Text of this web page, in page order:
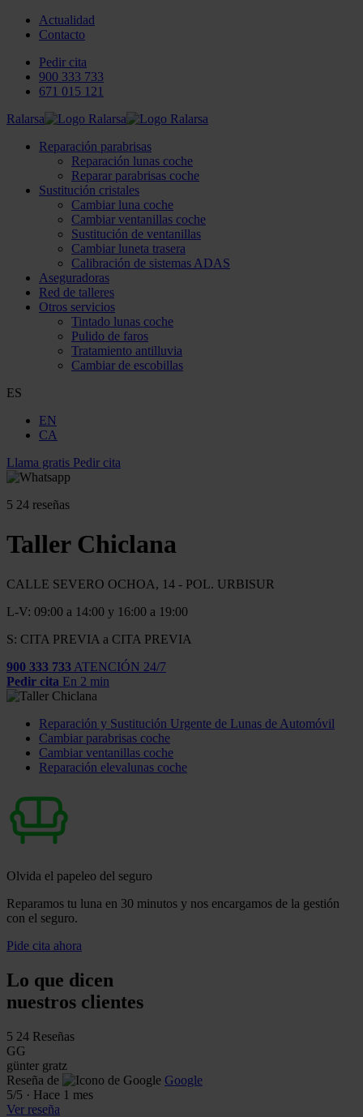
Actualidad
Contacto
Pedir cita
900 333 733
671 015 121
Ralarsa
Reparación parabrisas
Reparación lunas coche
Reparar parabrisas coche
Sustitución cristales
Cambiar luna coche
Cambiar ventanillas coche
Sustitución de ventanillas
Cambiar luneta trasera
Calibración de sistemas ADAS
Aseguradoras
Red de talleres
Otros servicios
Tintado lunas coche
Pulido de faros
Tratamiento antilluvia
Cambiar de escobillas
ES
EN
CA
Llama gratis Pedir cita
5 24 reseñas
Taller Chiclana
CALLE SEVERO OCHOA, 14 - POL. URBISUR
L-V: 09:00 a 14:00 y 16:00 a 19:00
S: CITA PREVIA a CITA PREVIA
900 333 733 ATENCIÓN 24/7
Pedir cita En 2 min
Reparación y Sustitución Urgente de Lunas de Automóvil
Cambiar parabrisas coche
Cambiar ventanillas coche
Reparación elevalunas coche
Olvida el papeleo del seguro
Reparamos tu luna en 30 minutos y nos encargamos de la gestión
con el seguro.
Pide cita ahora
Lo que dicen
nuestros clientes
5 24 Reseñas
GG
günter gratz
Reseña de
Google
5/5 · Hace 1 mes
Ver reseña